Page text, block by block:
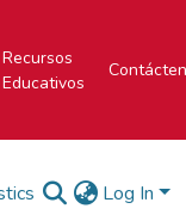
Recursos
Educativos
Log In